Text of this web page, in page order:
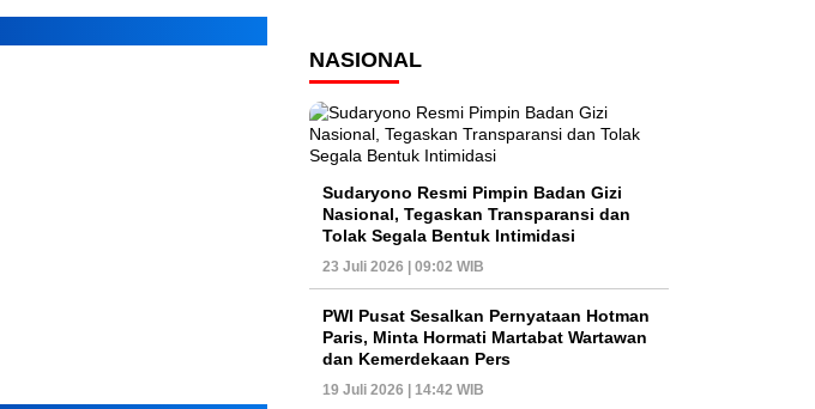
NASIONAL
Sudaryono Resmi Pimpin Badan Gizi
Nasional, Tegaskan Transparansi dan
Tolak Segala Bentuk Intimidasi
23 Juli 2026 | 09:02 WIB
PWI Pusat Sesalkan Pernyataan Hotman
Paris, Minta Hormati Martabat Wartawan
dan Kemerdekaan Pers
19 Juli 2026 | 14:42 WIB